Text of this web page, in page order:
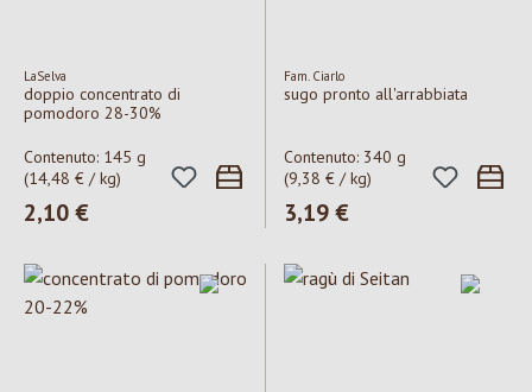
LaSelva
doppio concentrato di
pomodoro 28-30%
Contenuto: 145 g
(14,48 € / kg)
Prezzo normale:
2,10 €
Fam. Ciarlo
sugo pronto all'arrabbiata
Contenuto: 340 g
(9,38 € / kg)
Prezzo normale:
3,19 €